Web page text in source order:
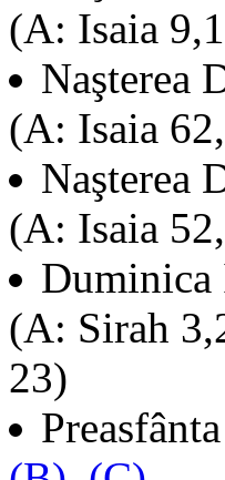
(A: Isaia
Naşterea
(A: Isaia
Naşterea
(A: Isaia
Duminica
(A: Sirah
23)